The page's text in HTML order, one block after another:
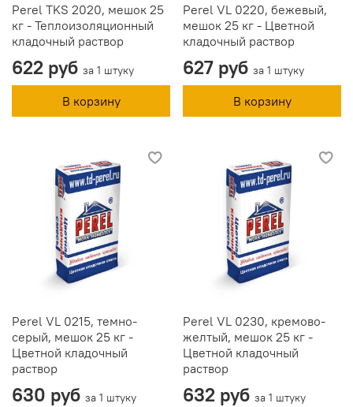
Perel TKS 2020, мешок 25
кг - Теплоизоляционный
кладочный раствор
622 руб за 1 штуку
В корзину
Perel VL 0220, бежевый,
мешок 25 кг - Цветной
кладочный раствор
627 руб за 1 штуку
В корзину
Perel VL 0215, темно-
серый, мешок 25 кг -
Цветной кладочный
раствор
630 руб за 1 штуку
Perel VL 0230, кремово-
желтый, мешок 25 кг -
Цветной кладочный
раствор
632 руб за 1 штуку